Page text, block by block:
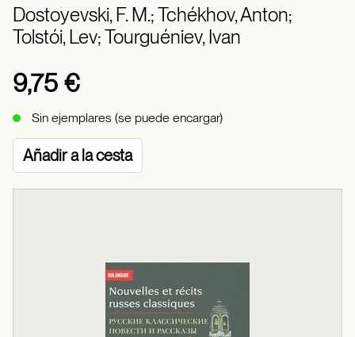
Dostoyevski, F. M.;Tchékhov, Anton;
Tolstói, Lev;Tourguéniev, Ivan
9,75 €
Sin ejemplares (se puede encargar)
Añadir a la cesta